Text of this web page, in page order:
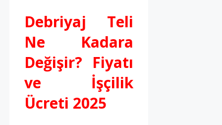
Debriyaj Teli
Ne Kadara
Değişir? Fiyatı
ve İşçilik
Ücreti 2025